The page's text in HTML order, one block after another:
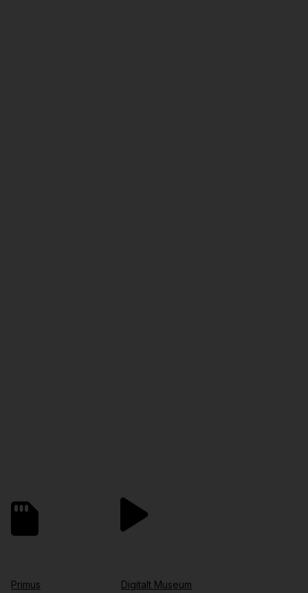
Primus Digitalt Museum